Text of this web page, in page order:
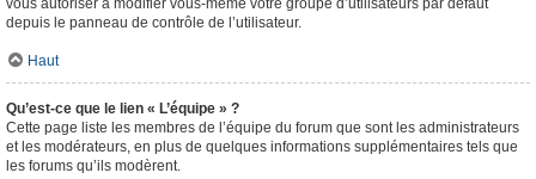
vous autoriser à modifier vous-même votre groupe d’utilisateurs par défaut
depuis le panneau de contrôle de l’utilisateur.
Haut
Qu’est-ce que le lien « L’équipe » ?
Cette page liste les membres de l’équipe du forum que sont les administrateurs
et les modérateurs, en plus de quelques informations supplémentaires tels que
les forums qu’ils modèrent.